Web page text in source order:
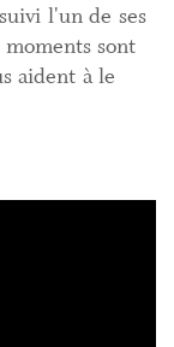
l'un de ses
sont
aident à le